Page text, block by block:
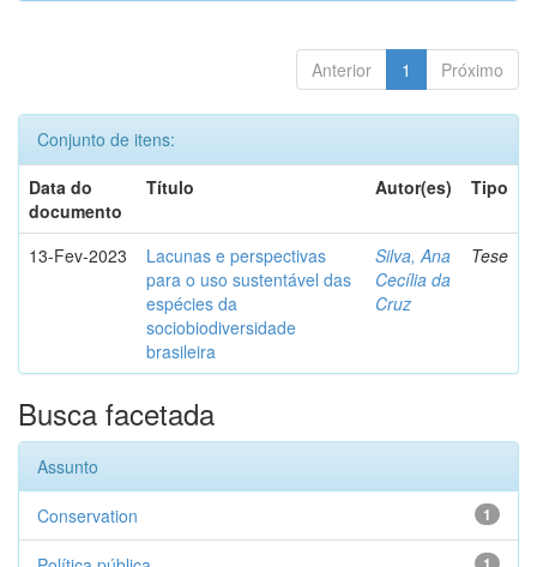
Anterior 1 Próximo
Conjunto de itens:
Data do
documento
Título Autor(es) Tipo
13-Fev-2023
Lacunas e perspectivas
para o uso sustentável das
espécies da
sociobiodiversidade
brasileira
Silva, Ana
Cecília da
Cruz
Tese
Busca facetada
Assunto
1
Conservation